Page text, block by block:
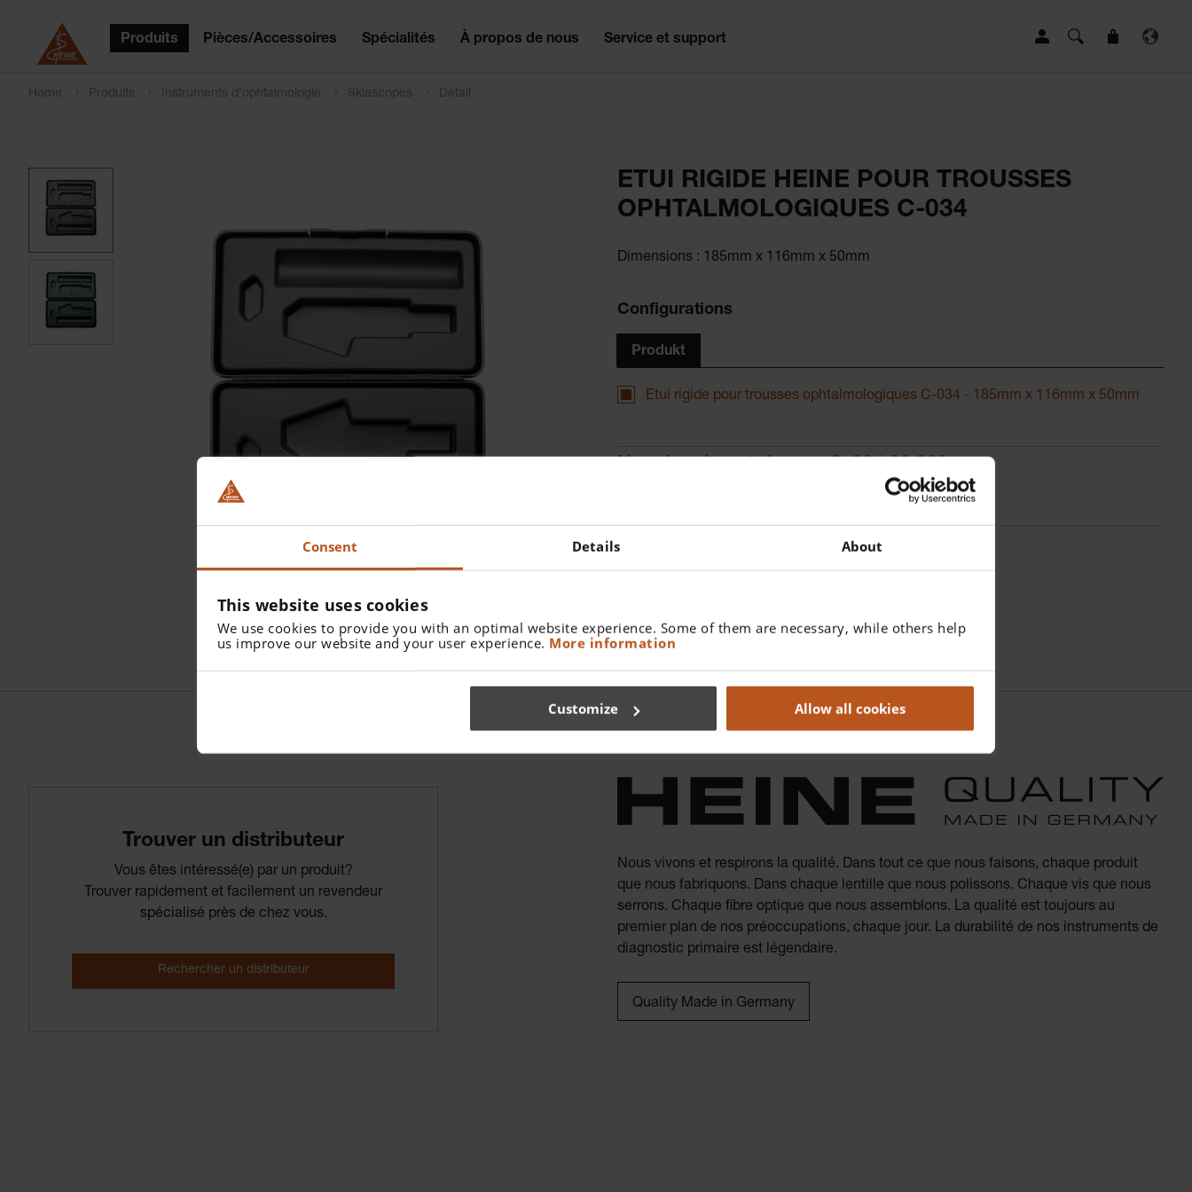
Consent Details About
This website uses cookies
We use cookies to provide you with an optimal website experience. Some of them are necessary, while others help
us improve our website and your user experience. More information
Customize Allow all cookies
Produits Pièces/Accessoires Spécialités À propos de nous Service et support
Home Produits Instruments d'ophtalmologie Skiascopes Détail
ETUI RIGIDE HEINE POUR TROUSSES
OPHTALMOLOGIQUES C-034
Dimensions : 185mm x 116mm x 50mm
Configurations
Produkt
Etui rigide pour trousses ophtalmologiques C-034 - 185mm x 116mm x 50mm
Plus de détails
Trouver­ un­ distributeur
Vous êtes intéressé(e) par un produit?
Trouver rapidement et facilement un revendeur
spécialisé près de chez vous.
Nous vivons et respirons la qualité. Dans tout ce que nous faisons, chaque produit
que nous fabriquons. Dans chaque lentille que nous polissons. Chaque vis que nous
serrons. Chaque fibre optique que nous assemblons. La qualité est toujours au
premier plan de nos préoccupations, chaque jour. La durabilité de nos instruments de
diagnostic primaire est légendaire.
Quality Made in Germany